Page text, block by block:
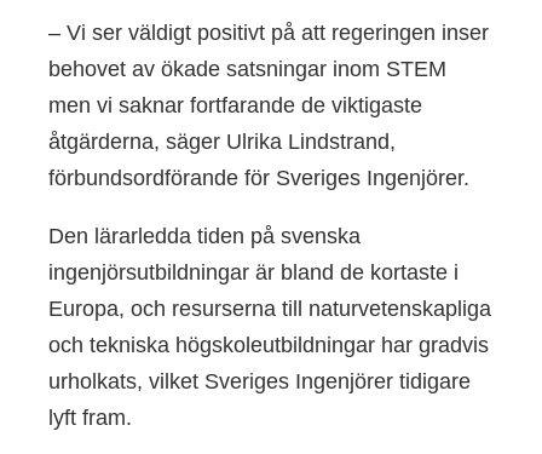
– Vi ser väldigt positivt på att regeringen inser
behovet av ökade satsningar inom STEM
men vi saknar fortfarande de viktigaste
åtgärderna, säger Ulrika Lindstrand,
förbundsordförande för Sveriges Ingenjörer.
Den lärarledda tiden på svenska
ingenjörsutbildningar är bland de kortaste i
Europa, och resurserna till naturvetenskapliga
och tekniska högskoleutbildningar har gradvis
urholkats, vilket Sveriges Ingenjörer tidigare
lyft fram.